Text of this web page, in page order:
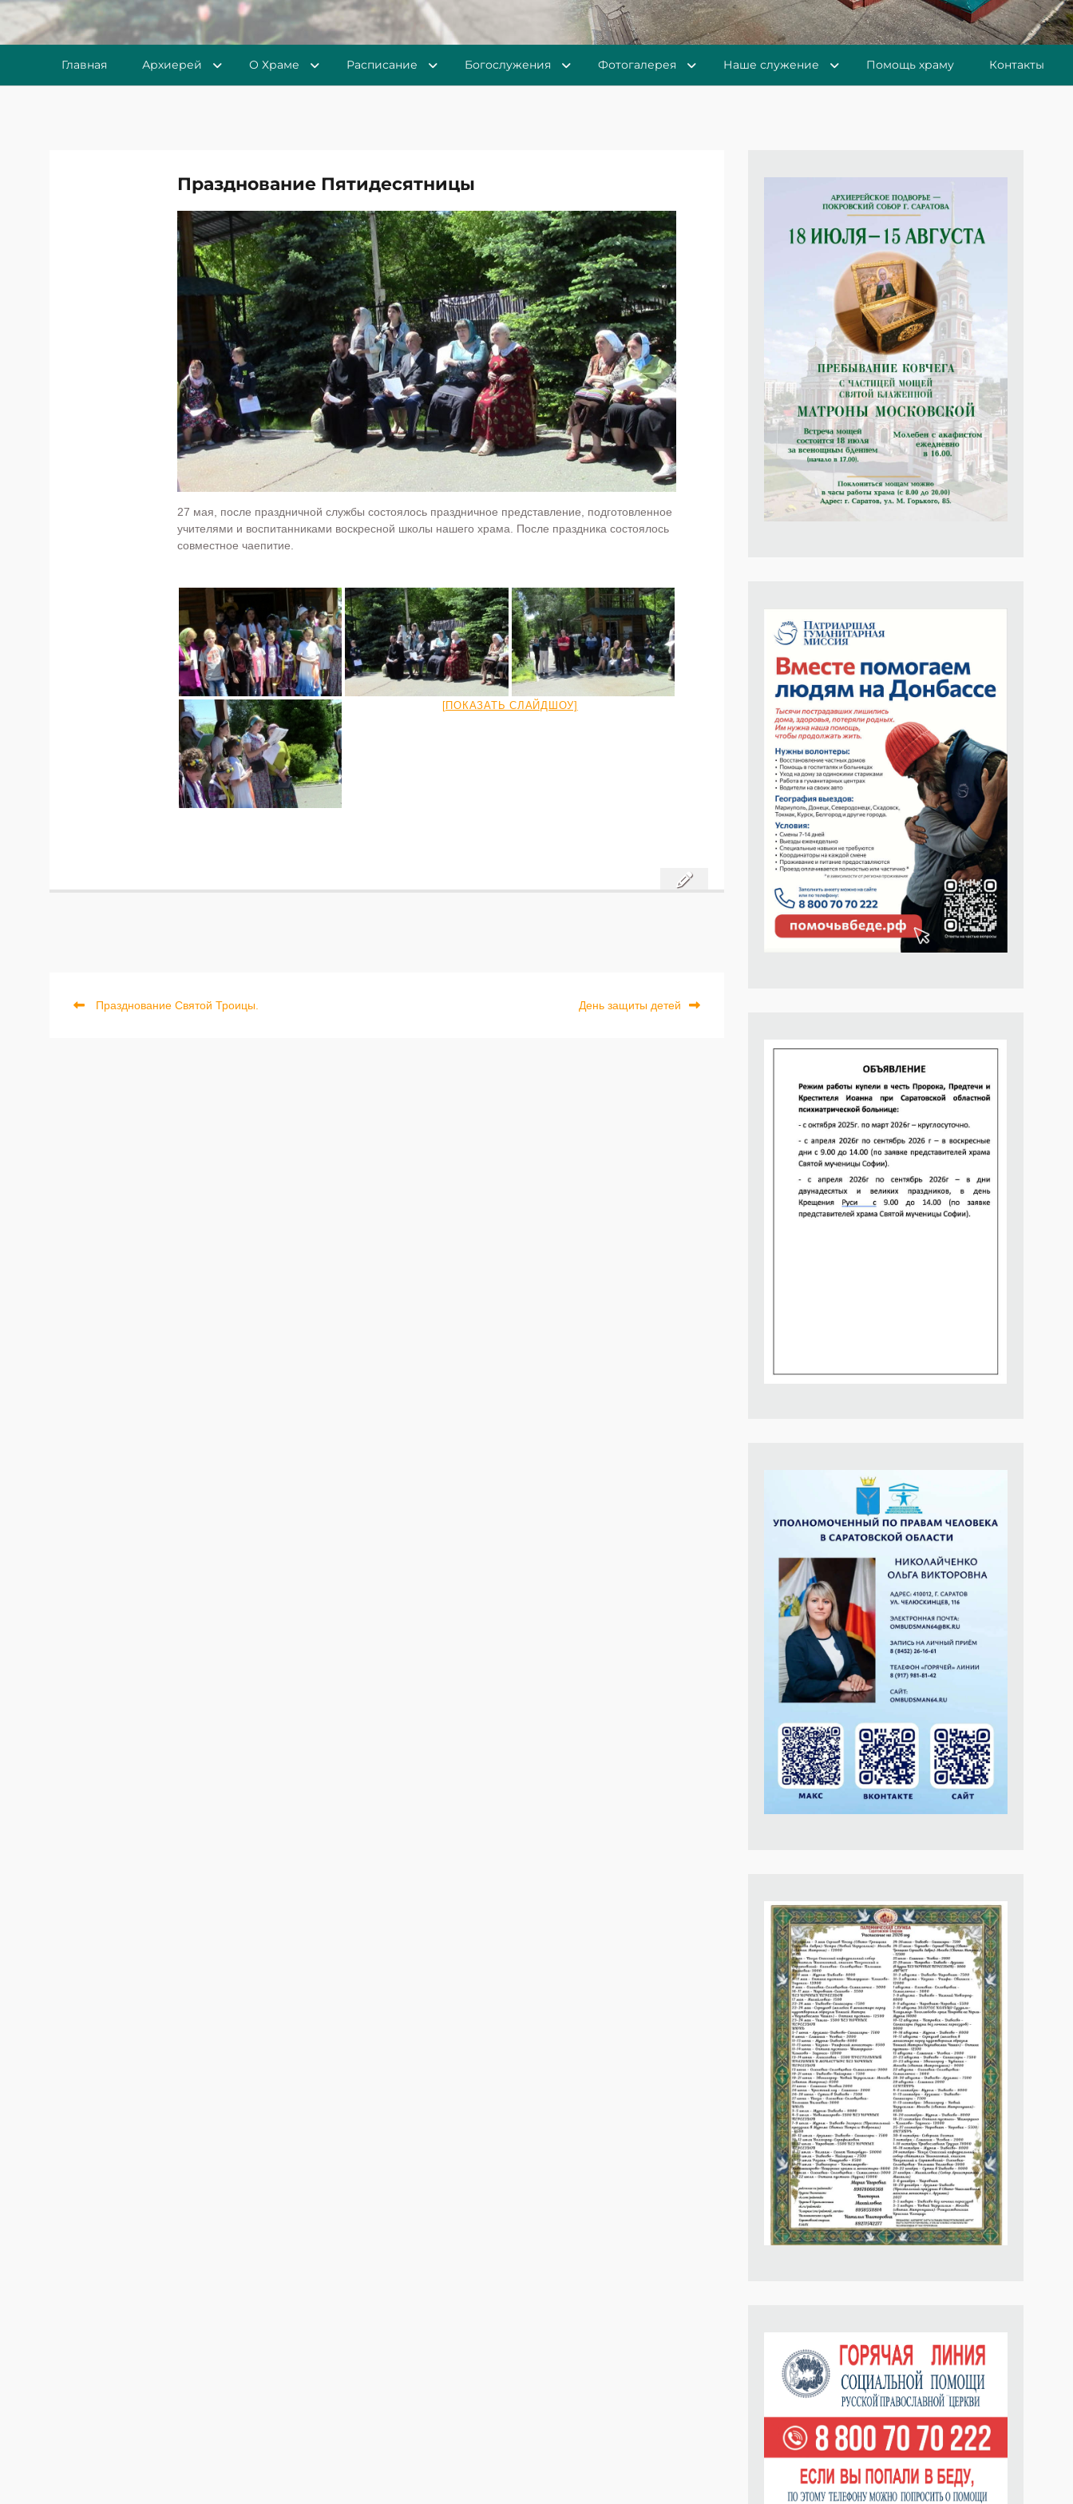
Главная Архиерей О Храме Расписание Богослужения Фотогалерея Наше служение Помощь храму Контакты
Празднование Пятидесятницы
27 мая, после праздничной службы состоялось праздничное представление, подготовленное
учителями и воспитанниками воскресной школы нашего храма. После праздника состоялось
совместное чаепитие.
[ПОКАЗАТЬ СЛАЙДШОУ]
Навигация
Previous
Празднование Святой Троицы.
Next
День защиты детей